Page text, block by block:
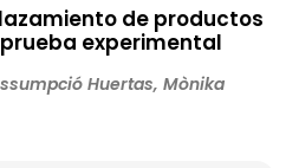
de productos
experimental
Huertas, Mònika